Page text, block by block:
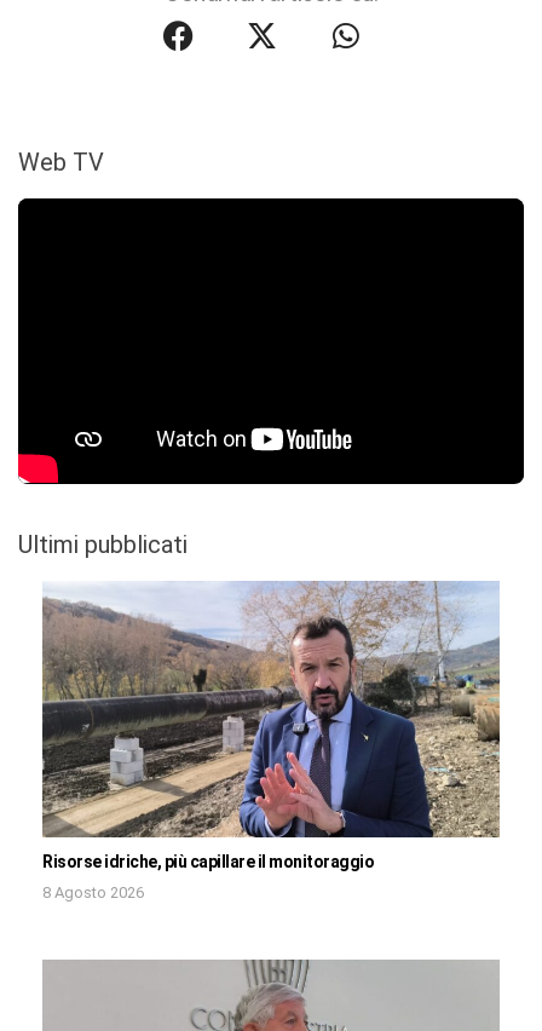
Web TV
Ultimi pubblicati
Risorse idriche, più capillare il monitoraggio
8 Agosto 2026